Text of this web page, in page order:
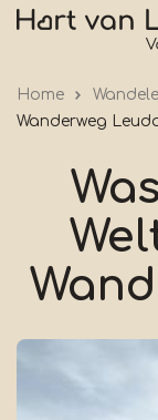
Skip
Home
Wanderweg